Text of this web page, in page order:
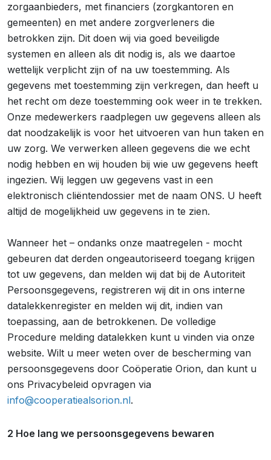
zorgaanbieders, met financiers (zorgkantoren en
gemeenten) en met andere zorgverleners die
betrokken zijn. Dit doen wij via goed beveiligde
systemen en alleen als dit nodig is, als we daartoe
wettelijk verplicht zijn of na uw toestemming. Als
gegevens met toestemming zijn verkregen, dan heeft u
het recht om deze toestemming ook weer in te trekken.
Onze medewerkers raadplegen uw gegevens alleen als
dat noodzakelijk is voor het uitvoeren van hun taken en
uw zorg. We verwerken alleen gegevens die we echt
nodig hebben en wij houden bij wie uw gegevens heeft
ingezien. Wij leggen uw gegevens vast in een
elektronisch cliëntendossier met de naam ONS. U heeft
altijd de mogelijkheid uw gegevens in te zien.
Wanneer het – ondanks onze maatregelen - mocht
gebeuren dat derden ongeautoriseerd toegang krijgen
tot uw gegevens, dan melden wij dat bij de Autoriteit
Persoonsgegevens, registreren wij dit in ons interne
datalekkenregister en melden wij dit, indien van
toepassing, aan de betrokkenen. De volledige
Procedure melding datalekken kunt u vinden via onze
website. Wilt u meer weten over de bescherming van
persoonsgegevens door Coöperatie Orion, dan kunt u
ons Privacybeleid opvragen via
info@cooperatiealsorion.nl.
2 Hoe lang we persoonsgegevens bewaren